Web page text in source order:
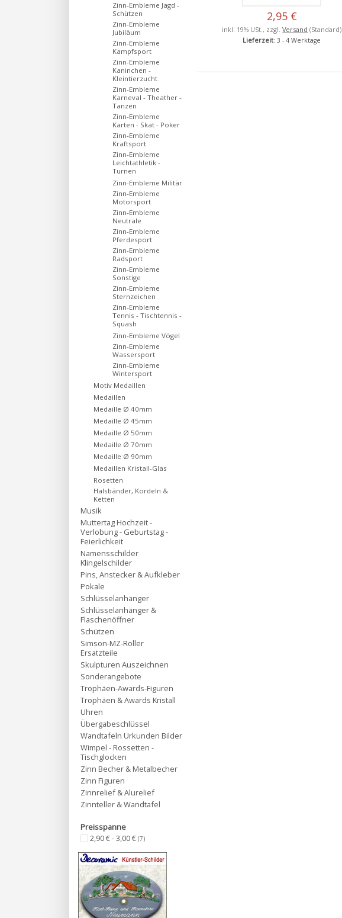
2,95 €
inkl. 19% USt., zzgl.Versand (Standard)
Lieferzeit: 3 - 4 Werktage
Zinn-Embleme Jagd -
Schützen
Zinn-Embleme
Jubiläum
Zinn-Embleme
Kampfsport
Zinn-Embleme
Kaninchen -
Kleintierzucht
Zinn-Embleme
Karneval - Theather -
Tanzen
Zinn-Embleme
Karten - Skat - Poker
Zinn-Embleme
Kraftsport
Zinn-Embleme
Leichtathletik -
Turnen
Zinn-Embleme Militär
Zinn-Embleme
Motorsport
Zinn-Embleme
Neutrale
Zinn-Embleme
Pferdesport
Zinn-Embleme
Radsport
Zinn-Embleme
Sonstige
Zinn-Embleme
Sternzeichen
Zinn-Embleme
Tennis - Tischtennis -
Squash
Zinn-Embleme Vögel
Zinn-Embleme
Wassersport
Zinn-Embleme
Wintersport
Motiv Medaillen
Medaillen
Medaille Ø 40mm
Medaille Ø 45mm
Medaille Ø 50mm
Medaille Ø 70mm
Medaille Ø 90mm
Medaillen Kristall-Glas
Rosetten
Halsbänder, Kordeln &
Ketten
Musik
Muttertag Hochzeit -
Verlobung - Geburtstag -
Feierlichkeit
Namensschilder
Klingelschilder
Pins, Anstecker & Aufkleber
Pokale
Schlüsselanhänger
Schlüsselanhänger &
Flaschenöffner
Schützen
Simson-MZ-Roller
Ersatzteile
Skulpturen Auszeichnen
Sonderangebote
Trophäen-Awards-Figuren
Trophäen & Awards Kristall
Uhren
Übergabeschlüssel
Wandtafeln Urkunden Bilder
Wimpel - Rossetten -
Tischglocken
Zinn Becher & Metalbecher
Zinn Figuren
Zinnrelief & Alurelief
Zinnteller & Wandtafel
Preisspanne
2,90 € - 3,00 € (7)